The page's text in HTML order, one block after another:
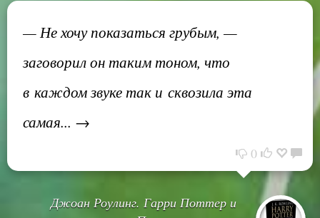
— Не хочу показаться грубым, —
заговорил он таким тоном, что
в каждом звуке так и сквозила эта
самая... →
0
Джоан Роулинг. Гарри Поттер и